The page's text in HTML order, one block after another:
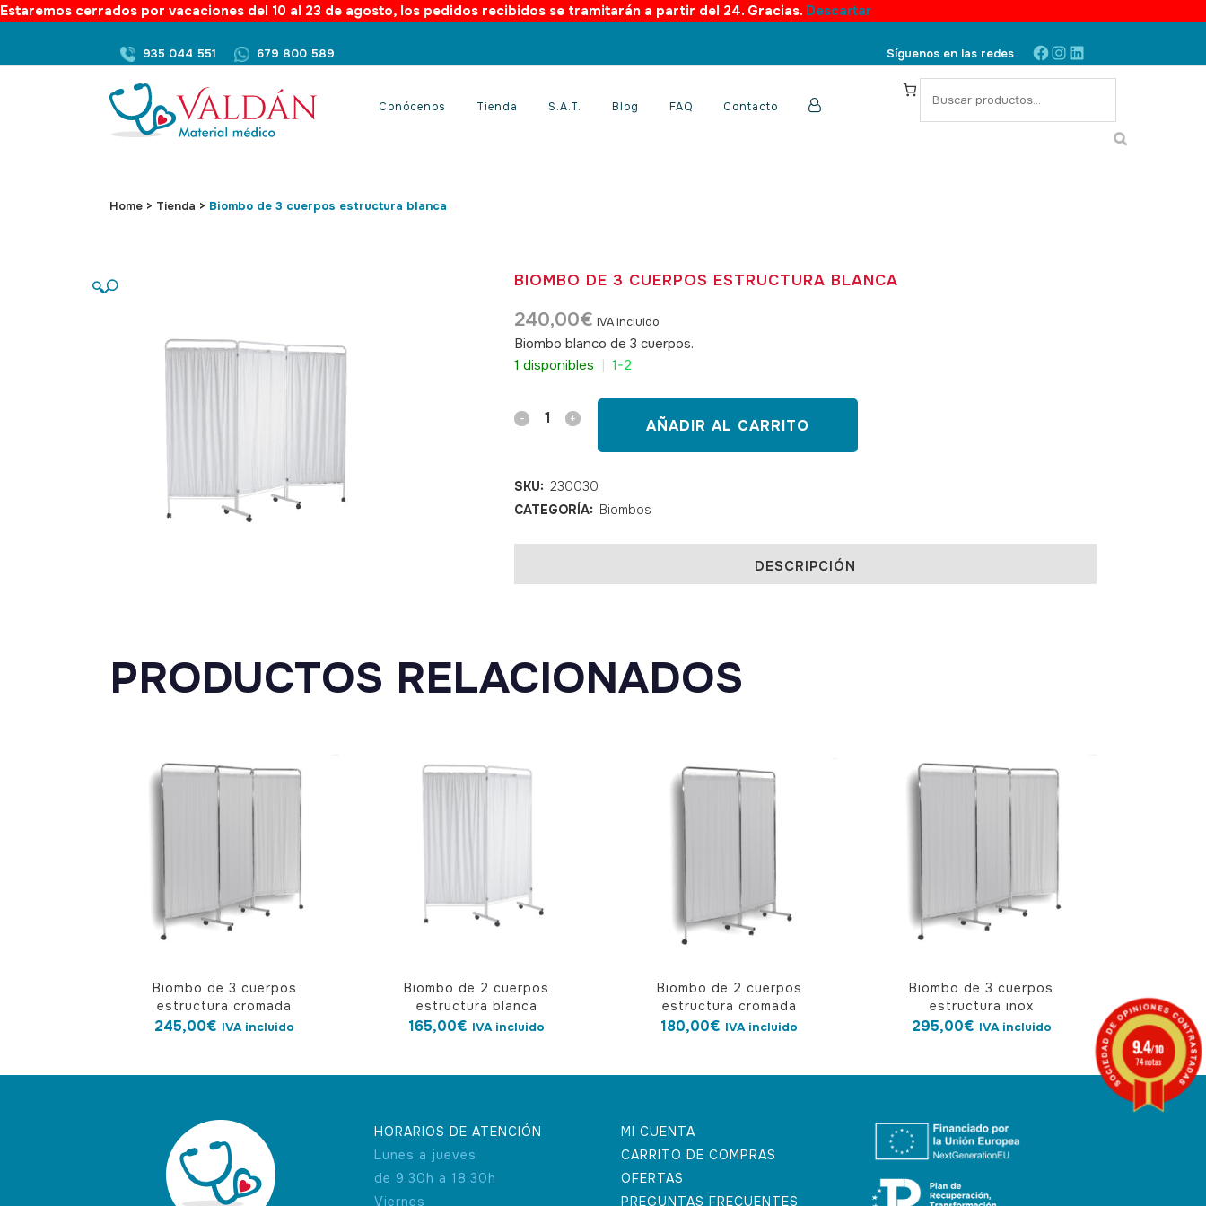
Estaremos cerrados por vacaciones del 10 al 23 de agosto, los pedidos recibidos se tramitarán a partir del 24. Gracias. Descartar
935 044 551 679 800 589 Síguenos en las redes Facebook
Instagram
LinkedIn
S
Conócenos Tienda S.A.T. Blog FAQ Contacto
Home > Tienda > Biombo de 3 cuerpos estructura blanca
🔍 BIOMBO DE 3 CUERPOS ESTRUCTURA BLANCA
240,00€ IVA incluido
Biombo blanco de 3 cuerpos.
1 disponibles
1-2
Biombo
3
cuerpos
blanca
AÑADIR AL CARRITO
SKU: 230030
CATEGORÍA: Biombos
DESCRIPCIÓN
PRODUCTOS RELACIONADOS
Biombo de 3 cuerpos
estructura cromada
245,00€ IVA incluido
Biombo de 2 cuerpos
estructura blanca
165,00€ IVA incluido
Biombo de 2 cuerpos
estructura cromada
180,00€ IVA incluido
Biombo de 3 cuerpos
estructura inox
295,00€ IVA incluido
HORARIOS DE ATENCIÓN
Lunes a jueves
de 9.30h a 18.30h
Viernes
MI CUENTA
CARRITO DE COMPRAS
OFERTAS
PREGUNTAS FRECUENTES
9.4/10
74 notas